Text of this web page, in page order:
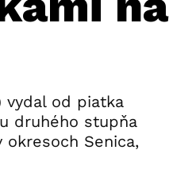
vydal od piatka
druhého stupňa
Senica,